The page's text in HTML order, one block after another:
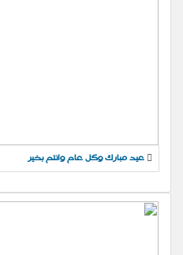
عيد مبارك وكل عام وانتم بخير